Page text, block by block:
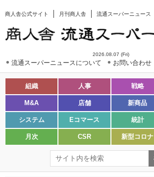
商人舎公式サイト 月刊商人舎 流通スーパーニュース
2026.08.07 (Fri)
流通スーパーニュースについて お問い合わせ
組織 人事 戦略
M&A 店舗 新商品
システム Eコマース 統計
月次 CSR 新型コロナ